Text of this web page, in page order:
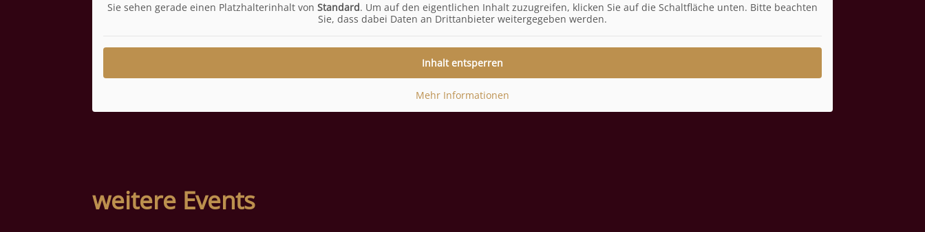
Sie sehen gerade einen Platzhalterinhalt von Standard. Um auf den eigentlichen Inhalt zuzugreifen, klicken Sie auf die Schaltfläche unten. Bitte beachten
Sie, dass dabei Daten an Drittanbieter weitergegeben werden.
Inhalt entsperren
Mehr Informationen
weitere Events